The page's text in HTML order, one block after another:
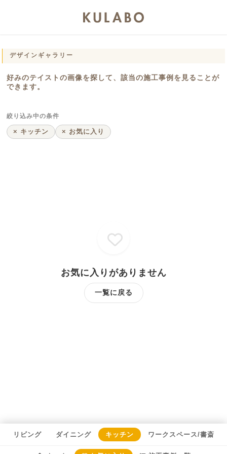
リビング ダイニング キッチン ワークスペース/書斎
デザインギャラリー
好みのテイストの画像を探して、該当の施工事例を見ることが
できます。
絞り込み中の条件
× キッチン × お気に入り
お気に入りがありません
一覧に戻る